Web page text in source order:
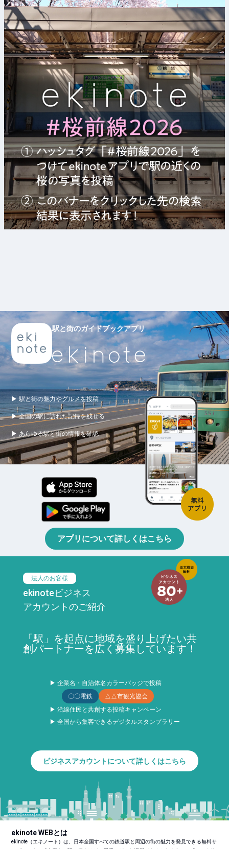
駅と街のガイドブックアプリ
▶ 駅と街の魅力やグルメを投稿
▶ 全国の駅に訪れた記録を残せる
▶ あらゆる駅と街の情報を確認
アプリについて詳しくはこちら
法人のお客様
ekinoteビジネス
アカウントのご紹介
「駅」を起点に地域を盛り上げたい共
創パートナーを広く募集しています！
▶ 企業名・自治体名カラーバッジで投稿
〇〇電鉄
△△市観光協会
▶ 沿線住民と共創する投稿キャンペーン
▶ 全国から集客できるデジタルスタンプラリー
ビジネスアカウントについて詳しくはこちら
ekinote WEBとは
ekinote（エキノート）は、日本全国すべての鉄道駅と周辺の街の魅力を発見できる無料サ